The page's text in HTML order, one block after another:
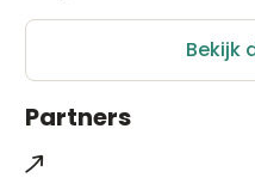
Bekijk
Partners